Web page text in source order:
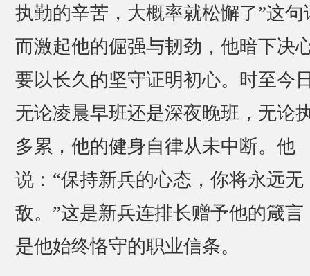
执勤的辛苦，大概率就松懈了”这句
而激起他的倔强与韧劲，他暗下决
要以长久的坚守证明初心。时至今
无论凌晨早班还是深夜晚班，无论
多累，他的健身自律从未中断。他
说：“保持新兵的心态，你将永远无
敌。”这是新兵连排长赠予他的箴言
是他始终恪守的职业信条。